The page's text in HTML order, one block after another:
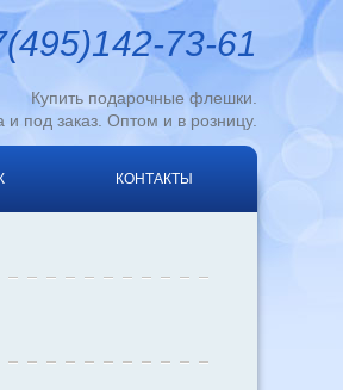
73-61
Купить подарочные флешки.
и под заказ. Оптом и в розницу.
КОНТАКТЫ